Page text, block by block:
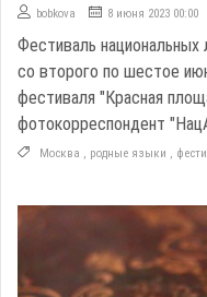
bobkova 8 июня 2023 00:00
Фестиваль национальных
со второго по шестое
фестиваля "Красная
фотокорреспондент
Москва , родные языки ,